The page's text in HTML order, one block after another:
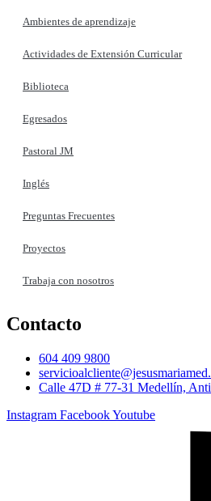
Ambientes de aprendizaje
Actividades de Extensión Curricular
Biblioteca
Egresados
Pastoral JM
Inglés
Preguntas Frecuentes
Proyectos
Trabaja con nosotros
Contacto
604 409 9800
Calle 47D # 77-31 Medellín,
Instagram FacebookYoutube